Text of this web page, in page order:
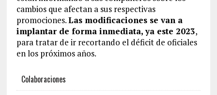
cambios que afectan a sus respectivas
promociones.Las modificaciones se van a
implantar de forma inmediata, ya este 2023,
para tratar de ir recortando el déficit de oficiales
en los próximos años.
Colaboraciones